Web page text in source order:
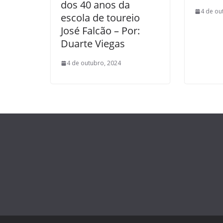
dos 40 anos da
escola de toureio
José Falcão – Por:
Duarte Viegas
4 de outubro, 2024
4 de